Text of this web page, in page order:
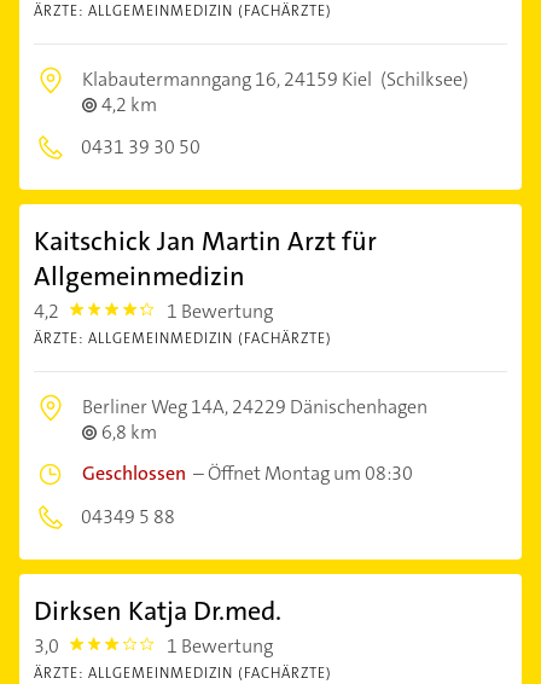
ÄRZTE: ALLGEMEINMEDIZIN (FACHÄRZTE)
Klabautermanngang 16,24159 Kiel (Schilksee)
4,2 km
0431 39 30 50
Kaitschick Jan Martin Arzt für
Allgemeinmedizin
4,2 4.2000003 1 Bewertung
ÄRZTE: ALLGEMEINMEDIZIN (FACHÄRZTE)
Berliner Weg 14A,24229 Dänischenhagen
6,8 km
Geschlossen –Öffnet Montag um 08:30
04349 5 88
Dirksen Katja Dr.med.
3,0 3.0 1 Bewertung
ÄRZTE: ALLGEMEINMEDIZIN (FACHÄRZTE)